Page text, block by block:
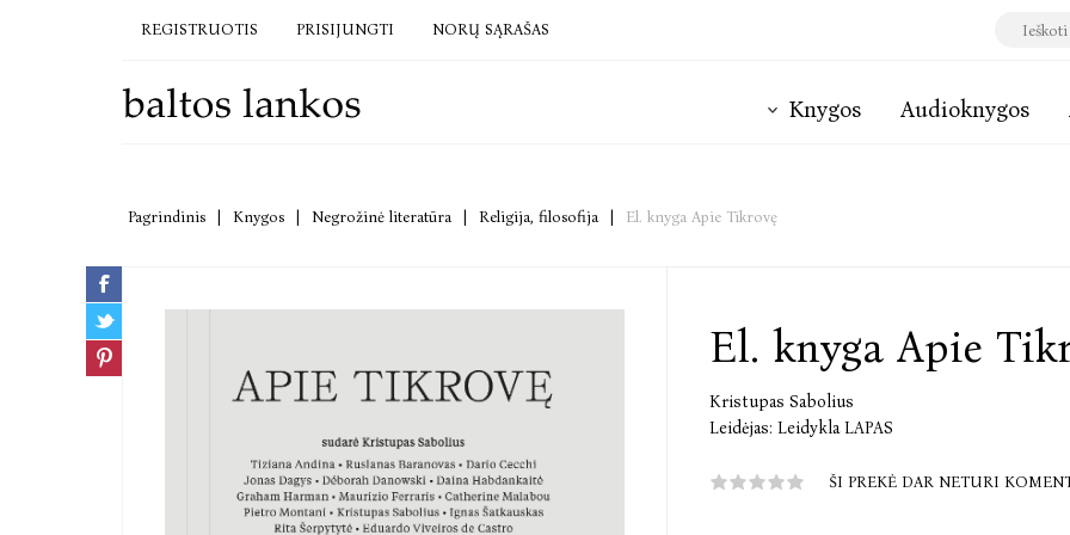
REGISTRUOTIS PRISIJUNGTI NORŲ SĄRAŠAS
Knygos Audioknygos
Pagrindinis Knygos Negrožinė literatūra Religija, filosofija El. knyga Apie Tikrovę
El. knyga Apie
Kristupas Sabolius
Leidėjas: Leidykla LAPAS
ŠI PREKĖ DAR NETURI